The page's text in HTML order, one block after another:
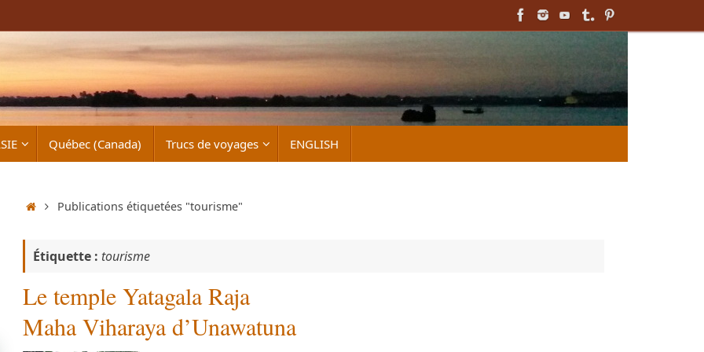
Québec (Canada) Trucs de voyages ENGLISH
Accueil
Publications étiquetées "tourisme"
Étiquette : tourisme
Le temple Yatagala Raja
Maha Viharaya d’Unawatuna